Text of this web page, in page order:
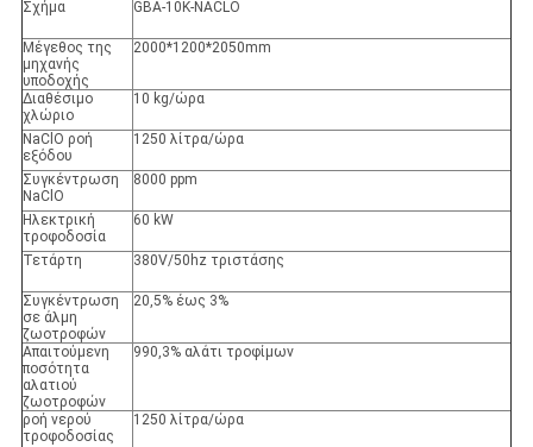
Σχήμα GBA-10K-NACLO
Μέγεθος της
μηχανής
υποδοχής
2000*1200*2050mm
Διαθέσιμο
χλώριο
10 kg/ώρα
NaClO ροή
εξόδου
1250 λίτρα/ώρα
Συγκέντρωση
NaClO
8000 ppm
Ηλεκτρική
τροφοδοσία
60 kW
Τετάρτη 380V/50hz τριστάσης
Συγκέντρωση
σε άλμη
ζωοτροφών
20,5% έως 3%
Απαιτούμενη
ποσότητα
αλατιού
ζωοτροφών
990,3% αλάτι τροφίμων
ροή νερού
τροφοδοσίας
1250 λίτρα/ώρα